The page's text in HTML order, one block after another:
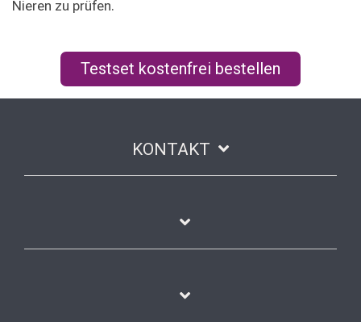
Nieren zu prüfen.
Testset kostenfrei bestellen
KONTAKT